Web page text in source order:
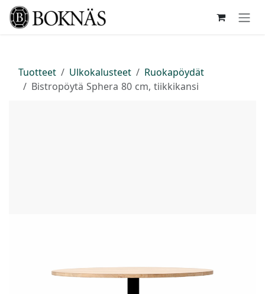
Siirry sisältöön
Tuotteet Ulkokalusteet
Ruokapöydät
Bistropöytä Sphera 80 cm, tiikkikansi